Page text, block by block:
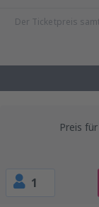
Der Ticketpreis
Preis
1